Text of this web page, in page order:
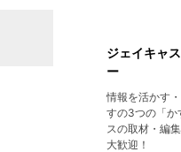
ジェイキャ
ー
情報を活かす
すの3つの「か
スの取材・編
大歓迎！